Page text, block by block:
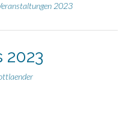
2023
2023